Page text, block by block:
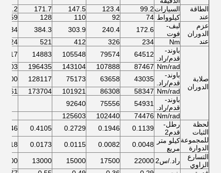
الطاقة
عند
السيارات99.2
123.4
147.5
171.7
213.2
كيلوواط 74
92
110
128
159
عزم
الدوران
عند
ليف-
فوت
172.6
240.4
303.9
384.3
534
Nm
234
326
412
521
724
صلابة
الدوران
باوند-
قدم/راد.
64512
79574
105548
14883
Nm/rad
87467
107888
143104
196435
باوند-
قدم/راد.
43035
63658
75173
128117
Nm/rad
58347
86308
101921
173704
باوند-
قدم/راد.
54931
75556
92640
Nm/rad
74476
102440
125603
لحظة
الثبات
للمجموعة
الدوارة
رطل-
قدم2
0.1139
0.1946
0.2729
0.4105
كيلو متر
مربع
0.0048
0.0082
0.0115
0.0173
التسارع
الزاوي
راد./س2 22000
17500
15000
13000